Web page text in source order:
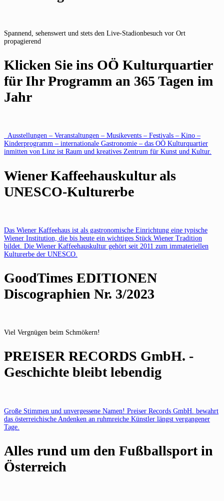
Spannend, sehenswert und stets den Live-Stadionbesuch vor Ort
propagierend
Klicken Sie ins OÖ Kulturquartier
für Ihr Programm an 365 Tagen im
Jahr
Ausstellungen – Veranstaltungen – Musikevents – Festivals – Kino –
Kinderprogramm – internationale Gastronomie – das OÖ Kulturquartier
inmitten von Linz ist Raum und kreatives Zentrum für Kunst und Kultur.
Wiener Kaffeehauskultur als
UNESCO-Kulturerbe
Das Wiener Kaffeehaus ist als gastronomische Einrichtung eine typische
Wiener Institution, die bis heute ein wichtiges Stück Wiener Tradition
bildet. Die Wiener Kaffeehauskultur gehört seit 2011 zum immateriellen
Kulturerbe der UNESCO.
GoodTimes EDITIONEN
Discographien Nr. 3/2023
Viel Vergnügen beim Schmökern!
PREISER RECORDS GmbH. -
Geschichte bleibt lebendig
Große Stimmen und unvergessene Namen! Preiser Records GmbH. bewahrt
das österreichische Andenken an ruhmreiche Künstler längst vergangener
Tage.
Alles rund um den Fußballsport in
Österreich